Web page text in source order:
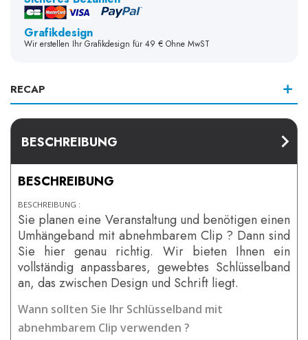
Grafikdesign
Wir erstellen Ihr Grafikdesign für 49 € Ohne MwST
RECAP
BESCHREIBUNG
BESCHREIBUNG
BESCHREIBUNG :
Sie planen eine Veranstaltung und benötigen einen
Umhängeband mit abnehmbarem Clip ? Dann sind
Sie hier genau richtig. Wir bieten Ihnen ein
vollständig anpassbares, gewebtes Schlüsselband
an, das zwischen Design und Schrift liegt.
Wann sollten Sie Ihr Schlüsselband mit
abnehmbarem Clip verwenden ?